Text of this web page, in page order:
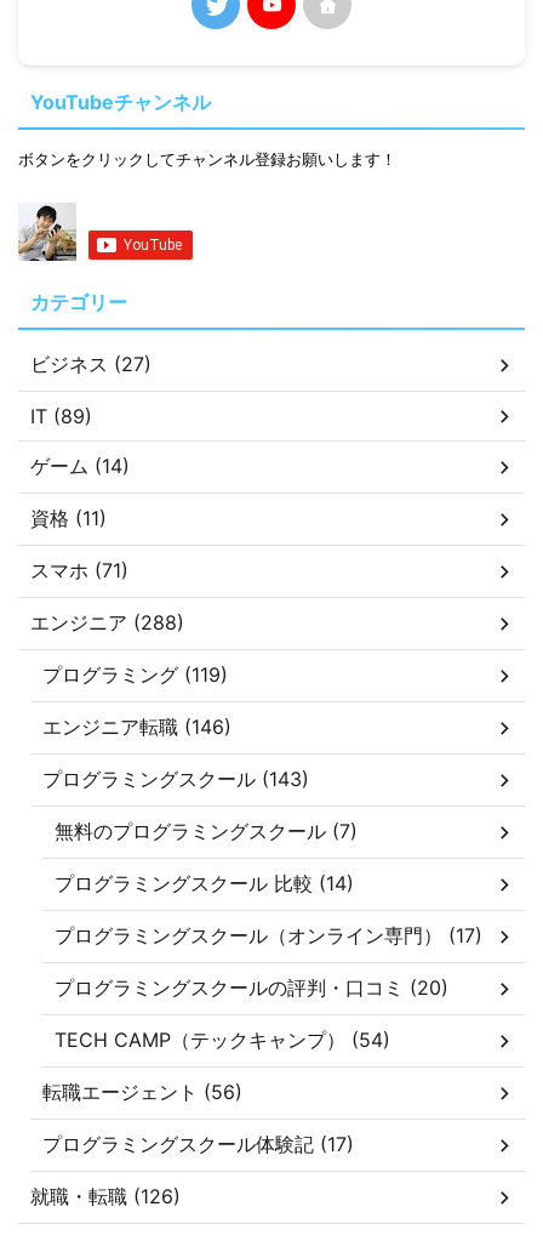
YouTubeチャンネル
ボタンをクリックしてチャンネル登録お願いします！
カテゴリー
ビジネス (27)
IT (89)
ゲーム (14)
資格 (11)
スマホ (71)
エンジニア (288)
プログラミング (119)
エンジニア転職 (146)
プログラミングスクール (143)
無料のプログラミングスクール (7)
プログラミングスクール 比較 (14)
プログラミングスクール（オンライン専門） (17)
プログラミングスクールの評判・口コミ (20)
TECH CAMP（テックキャンプ） (54)
転職エージェント (56)
プログラミングスクール体験記 (17)
就職・転職 (126)